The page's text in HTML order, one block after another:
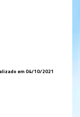
em 04/10/2021